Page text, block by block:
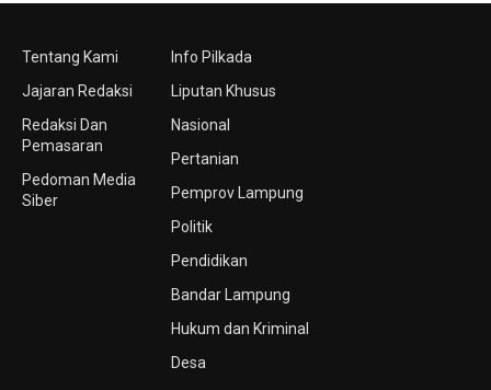
Tentang Kami
Jajaran Redaksi
Redaksi Dan
Pemasaran
Pedoman Media
Siber
Info Pilkada
Liputan Khusus
Nasional
Pertanian
Pemprov Lampung
Politik
Pendidikan
Bandar Lampung
Hukum dan Kriminal
Desa